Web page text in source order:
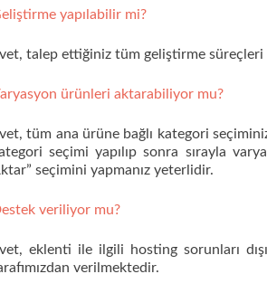
yapılabilir mi?
talep ettiğiniz tüm geliştirme süreçleri
ürünleri aktarabiliyor mu?
tüm ana ürüne bağlı kategori
seçimi yapılıp sonra sırayla
seçimini yapmanız yeterlidir.
veriliyor mu?
eklenti ile ilgili hosting sorunları
verilmektedir.